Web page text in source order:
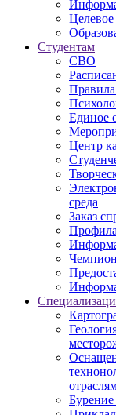
Целевое
Студентам
СВО
Единое
Центр
среда
Заказ